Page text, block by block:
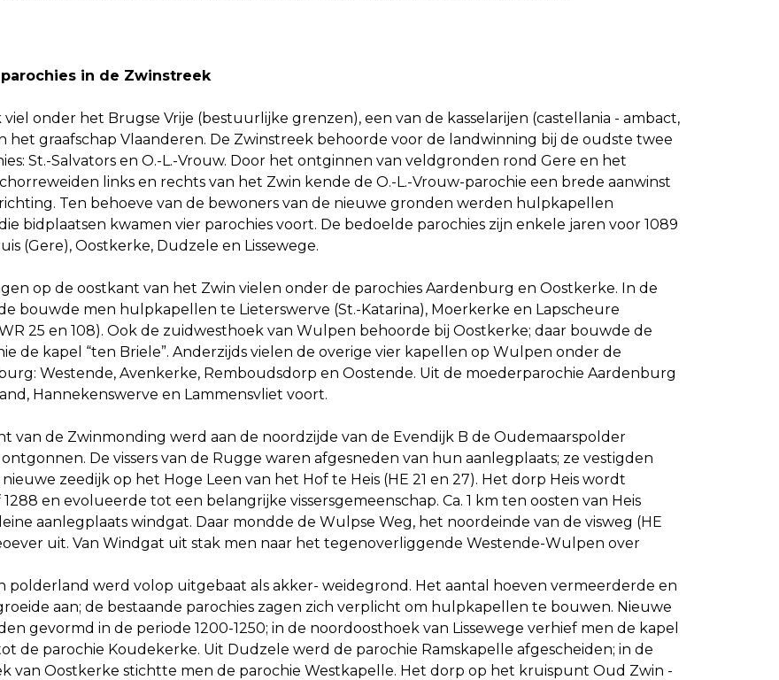
in de Zwinstreek
onder het Brugse Vrije (bestuurlijke grenzen), een van de kasselarijen (castellania - ambact,
het graafschap Vlaanderen. De Zwinstreek behoorde voor de landwinning bij de oudste twee
St.-Salvators en O.-L.-Vrouw. Door het ontginnen van veldgronden rond Gere en het
links en rechts van het Zwin kende de O.-L.-Vrouw-parochie een brede aanwinst
Ten behoeve van de bewoners van de nieuwe gronden werden hulpkapellen
bidplaatsen kwamen vier parochies voort. De bedoelde parochies zijn enkele jaren voor 1089
(Gere), Oostkerke, Dudzele en Lissewege.
op de oostkant van het Zwin vielen onder de parochies Aardenburg en Oostkerke. In de
bouwde men hulpkapellen te Lieterswerve (St.-Katarina), Moerkerke en Lapscheure
WR 25 en 108). Ook de zuidwesthoek van Wulpen behoorde bij Oostkerke; daar bouwde de
de kapel “ten Briele”. Anderzijds vielen de overige vier kapellen op Wulpen onder de
Westende, Avenkerke, Remboudsdorp en Oostende. Uit de moederparochie Aardenburg
Hannekenswerve en Lammensvliet voort.
van de Zwinmonding werd aan de noordzijde van de Evendijk B de Oudemaarspolder
De vissers van de Rugge waren afgesneden van hun aanlegplaats; ze vestigden
zeedijk op het Hoge Leen van het Hof te Heis (HE 21 en 27). Het dorp Heis wordt
en evolueerde tot een belangrijke vissersgemeenschap. Ca. 1 km ten oosten van Heis
aanlegplaats windgat. Daar mondde de Wulpse Weg, het noordeinde van de visweg (HE
uit. Van Windgat uit stak men naar het tegenoverliggende Westende-Wulpen over
polderland werd volop uitgebaat als akker- weidegrond. Het aantal hoeven vermeerderde en
aan; de bestaande parochies zagen zich verplicht om hulpkapellen te bouwen. Nieuwe
gevormd in de periode 1200-1250; in de noordoosthoek van Lissewege verhief men de kapel
de parochie Koudekerke. Uit Dudzele werd de parochie Ramskapelle afgescheiden; in de
van Oostkerke stichtte men de parochie Westkapelle. Het dorp op het kruispunt Oud Zwin -